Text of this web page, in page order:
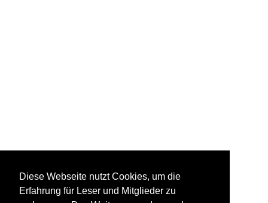
Diese Webseite nutzt Cookies, um die
Erfahrung für Leser und Mitglieder zu